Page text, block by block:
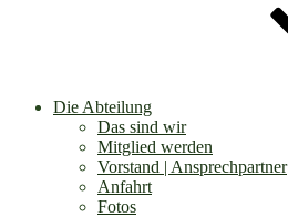
Die Abteilung
Das sind wir
Mitglied werden
Vorstand | Ansprechpartner
Anfahrt
Fotos